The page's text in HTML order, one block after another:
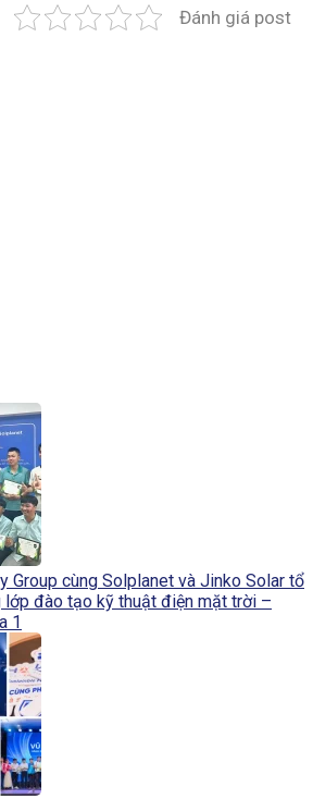
Đánh giá post
Group cùng Solplanet và Jinko Solar tổ
lớp đào tạo kỹ thuật điện mặt trời –
1